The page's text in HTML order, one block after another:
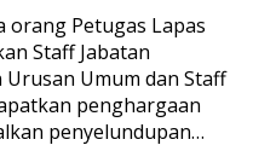
orang Petugas Lapas
Staff Jabatan
Urusan Umum dan Staff
penghargaan
penyelundupan…